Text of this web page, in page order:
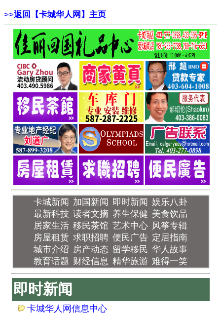
>>返回【卡城华人网】主页
卡城新闻 加国新闻 即时新闻 娱乐八卦
最新科技 读者文摘 养生保健 美食饮品
居家生活 移民茶馆 艺术中心 风筝专辑
房屋租赁 求职招聘 便民广告 定居指南
城市介绍 房产动态 留学移民 华人故事
教育话题 财经信息 精华旅游 难得一笑
即时新闻
卡城华人网信息中心